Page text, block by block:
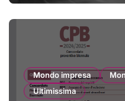
Mondo impresa
Ultimissima